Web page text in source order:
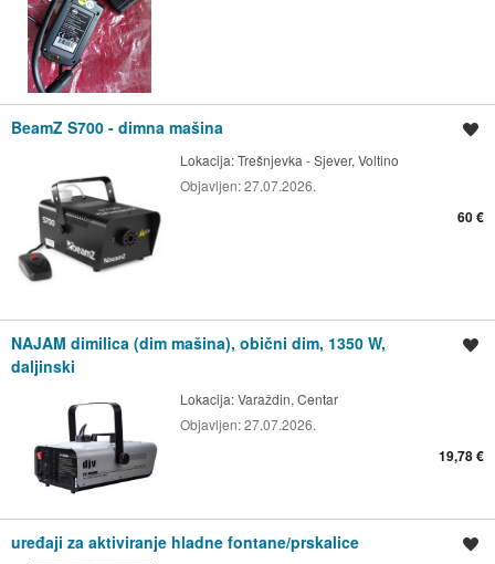
BeamZ S700 - dimna mašina
Lokacija:Trešnjevka - Sjever, Voltino
Objavljen:27.07.2026.
60 €
NAJAM dimilica (dim mašina), obični dim, 1350 W,
daljinski
Lokacija:Varaždin, Centar
Objavljen:27.07.2026.
19,78 €
uređaji za aktiviranje hladne fontane/prskalice